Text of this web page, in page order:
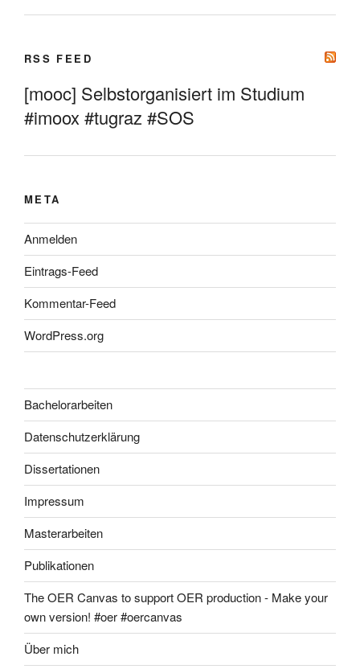
RSS FEED
[mooc] Selbstorganisiert im Studium
#imoox #tugraz #SOS
META
Anmelden
Eintrags-Feed
Kommentar-Feed
WordPress.org
Bachelorarbeiten
Datenschutzerklärung
Dissertationen
Impressum
Masterarbeiten
Publikationen
The OER Canvas to support OER production - Make your
own version! #oer #oercanvas
Über mich